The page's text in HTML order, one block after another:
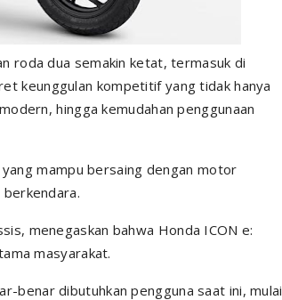
roda dua semakin ketat, termasuk di
keunggulan kompetitif yang tidak hanya
hingga kemudahan penggunaan
mampu bersaing dengan motor
menegaskan bahwa Honda ICON e:
masyarakat.
benar dibutuhkan pengguna saat ini, mulai